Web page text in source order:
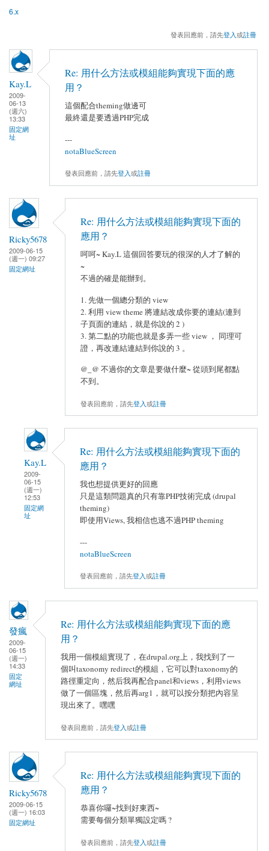
6.x
發表回應前，請先登入或註冊
Kay.L
2009-
06-13
(週六)
13:33
固定網
址
Re: 用什么方法或模組能夠實現下面的應
用？
這個配合theming做邊可
最終還是要透過PHP完成
---
notaBlueScreen
發表回應前，請先登入或註冊
Ricky5678
2009-06-15
(週一) 09:27
固定網址
Re: 用什么方法或模組能夠實現下面的
應用？
呵呵~ Kay.L 這個回答要玩的很深的人才了解的
~
不過的確是能辦到。
1. 先做一個總分類的 view
2. 利用 view theme 將連結改成你要的連結(連到
子頁面的連結，就是你說的 2 )
3. 第二點的功能也就是多弄一些 view ， 同理可
證，再改連結連結到你說的 3 。
@_@ 不過你的文章是要做什麼~ 從頭到尾都點
不到。
發表回應前，請先登入或註冊
Kay.L
2009-
06-15
(週一)
12:53
固定網
址
Re: 用什么方法或模組能夠實現下面的
應用？
我也想提供更好的回應
只是這類問題真的只有靠PHP技術完成 (drupal
theming)
即使用Views, 我相信也逃不過PHP theming
---
notaBlueScreen
發表回應前，請先登入或註冊
發瘋
2009-
06-15
(週一)
14:33
固定
網址
Re: 用什么方法或模組能夠實現下面的應
用？
我用一個模組實現了，在drupal.org上，我找到了一
個叫taxonomy redirect的模組，它可以對taxonomy的
路徑重定向，然后我再配合panel和views，利用views
做了一個區塊，然后再arg1，就可以按分類把內容呈
現出來了。嘿嘿
發表回應前，請先登入或註冊
Ricky5678
2009-06-15
(週一) 16:03
固定網址
Re: 用什么方法或模組能夠實現下面的
應用？
恭喜你囉~找到好東西~
需要每個分類單獨設定嗎 ?
發表回應前，請先登入或註冊